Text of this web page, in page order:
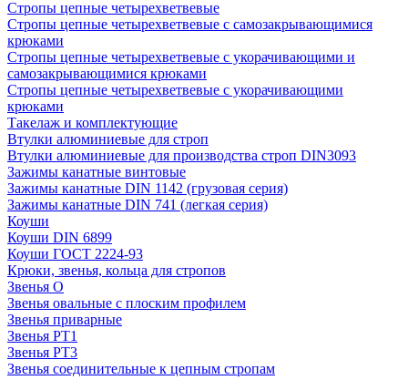
Стропы цепные четырехветвевые
Стропы цепные четырехветвевые с самозакрывающимися
крюками
Стропы цепные четырехветвевые с укорачивающими и
самозакрывающимися крюками
Стропы цепные четырехветвевые с укорачивающими
крюками
Такелаж и комплектующие
Втулки алюминиевые для строп
Втулки алюминиевые для производства строп DIN3093
Зажимы канатные винтовые
Зажимы канатные DIN 1142 (грузовая серия)
Зажимы канатные DIN 741 (легкая серия)
Коуши
Коуши DIN 6899
Коуши ГОСТ 2224-93
Крюки, звенья, кольца для стропов
Звенья О
Звенья овальные с плоским профилем
Звенья приварные
Звенья РТ1
Звенья РТ3
Звенья соединительные к цепным стропам